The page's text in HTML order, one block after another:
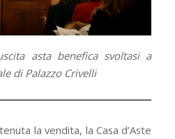
asta benefica svoltasi a
di Palazzo Crivelli
la vendita, la Casa d’Aste